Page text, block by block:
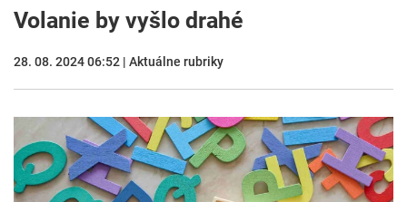
Volanie by vyšlo drahé
28. 08. 2024 06:52 | Aktuálne rubriky